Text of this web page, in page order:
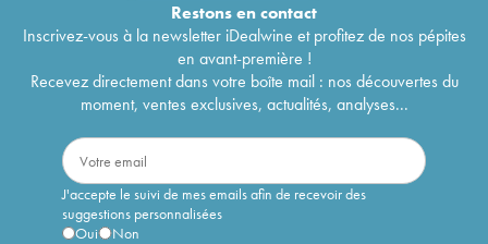
Restons encontact
Inscrivez-vous à la newsletter iDealwine et profitez de nos pépites
en avant-première !
Recevez directement dans votre boîte mail : nos découvertes du
moment, ventes exclusives, actualités, analyses...
J'accepte le suivi de mes emails afin de recevoir des
suggestions personnalisées
Oui
Non